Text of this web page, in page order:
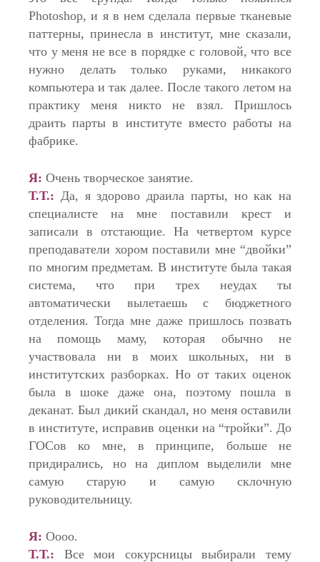
Photoshop, и я в нем сделала первые тканевые
паттерны, принесла в институт, мне сказали,
что у меня не все в порядке с головой, что все
нужно делать только руками, никакого
компьютера и так далее. После такого летом на
практику меня никто не взял. Пришлось
драить парты в институте вместо работы на
фабрике.
Я: Очень творческое занятие.
Т.Т.: Да, я здорово драила парты, но как на
специалисте на мне поставили крест и
записали в отстающие. На четвертом курсе
преподаватели хором поставили мне “двойки”
по многим предметам. В институте была такая
система, что при трех неудах ты
автоматически вылетаешь с бюджетного
отделения. Тогда мне даже пришлось позвать
на помощь маму, которая обычно не
участвовала ни в моих школьных, ни в
институтских разборках. Но от таких оценок
была в шоке даже она, поэтому пошла в
деканат. Был дикий скандал, но меня оставили
в институте, исправив оценки на “тройки”. До
ГОСов ко мне, в принципе, больше не
придирались, но на диплом выделили мне
самую старую и самую склочную
руководительницу.
Я: Оооо.
Т.Т.: Все мои сокурсницы выбирали тему